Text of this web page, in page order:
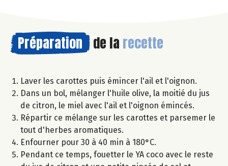
Préparation de la recette
Laver les carottes puis émincer l'ail et l'oignon.
Dans un bol, mélanger l'huile olive, la moitié du jus
de citron, le miel avec l'ail et l'oignon émincés.
Répartir ce mélange sur les carottes et parsemer le
tout d'herbes aromatiques.
Enfourner pour 30 à 40 min à 180°C.
Pendant ce temps, fouetter le YA coco avec le reste